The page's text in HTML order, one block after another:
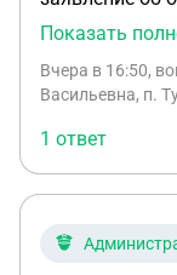
любовницу
пожалуйста, я
так и нет, они
его ждать,
порядок и
участковый
Показать
Вчера в 16:50,
Васильевна, п.
1 ответ